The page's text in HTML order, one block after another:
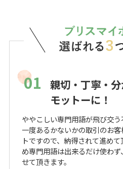
01
親切・丁寧・
モットーに！
ややこしい専門用語が飛び交
一度あるかないかの取引のお
トですので、納得されて進め
め専門用語は出来るだけ使わ
せて頂きます。